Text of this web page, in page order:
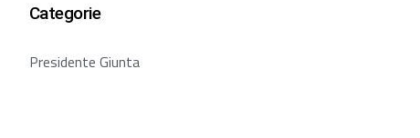
Categorie
Presidente Giunta